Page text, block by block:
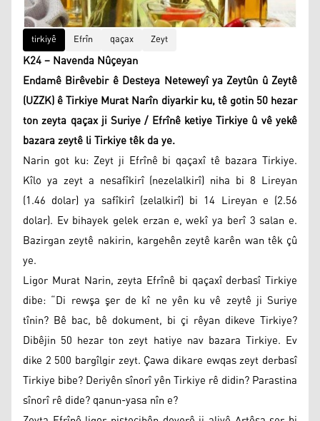
tirkiyê Efrîn qaçax Zeyt
K24 – Navenda Nûçeyan
Endamê Birêvebir ê Desteya Neteweyî ya Zeytûn û Zeytê
(UZZK) ê Tirkiye Murat Narîn diyarkir ku, tê gotin 50 hezar
ton zeyta qaçax ji Suriye / Efrînê ketiye Tirkiye û vê yekê
bazara zeytê li Tirkiye têk da ye.
Narin got ku: Zeyt ji Efrînê bi qaçaxî tê bazara Tirkiye.
Kîlo ya zeyt a nesafîkirî (nezelalkirî) niha bi 8 Lireyan
(1.46 dolar) ya safîkirî (zelalkirî) bi 14 Lireyan e (2.56
dolar). Ev bihayek gelek erzan e, wekî ya berî 3 salan e.
Bazirgan zeytê nakirin, kargehên zeytê karên wan têk çû
ye.
Ligor Murat Narin, zeyta Efrînê bi qaçaxî derbasî Tirkiye
dibe: “Di rewşa şer de kî ne yên ku vê zeytê ji Suriye
tînin? Bê bac, bê dokument, bi çi rêyan dikeve Tirkiye?
Dibêjin 50 hezar ton zeyt hatiye nav bazara Tirkiye. Ev
dike 2 500 bargîlgir zeyt. Çawa dikare ewqas zeyt derbasî
Tirkiye bibe? Deriyên sînorî yên Tirkiye rê didin? Parastina
sînorî rê dide? qanun-yasa nîn e?